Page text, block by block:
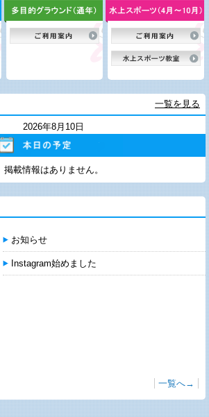
一覧を見る
2026年8月10日
掲載情報はありません。
お知らせ
Instagram始めました
一覧へ→